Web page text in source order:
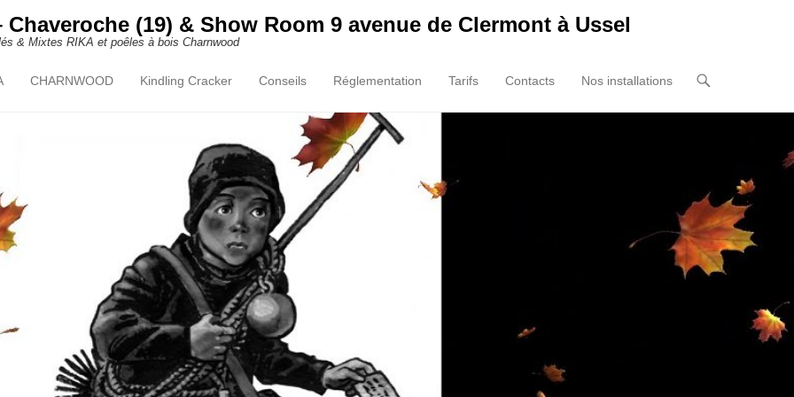
(19) & Show Room 9 avenue de Clermont à Ussel
& Mixtes RIKA et poêles à bois Charnwood
CHARNWOOD Kindling Cracker Conseils Réglementation Tarifs Contacts Nos installations